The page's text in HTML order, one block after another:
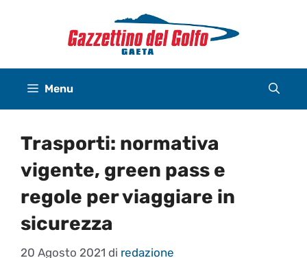
Menu
Trasporti: normativa
vigente, green pass e
regole per viaggiare in
sicurezza
20 Agosto 2021 di redazione